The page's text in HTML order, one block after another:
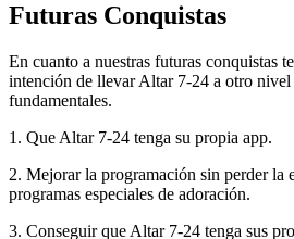
Futuras Conquistas
En cuanto a nuestras futuras conquistas
intención de llevar Altar 7-24 a otro nivel
fundamentales.
1. Que Altar 7-24 tenga su propia app.
2. Mejorar la programación sin perder la
programas especiales de adoración.
3. Conseguir que Altar 7-24 tenga sus